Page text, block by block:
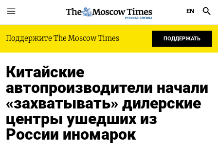
РУССКАЯ СЛУЖБА
EN
Поддержите The Moscow Times ПОДДЕРЖАТЬ
Китайские
автопроизводители начали
«захватывать» дилерские
центры ушедших из
России иномарок